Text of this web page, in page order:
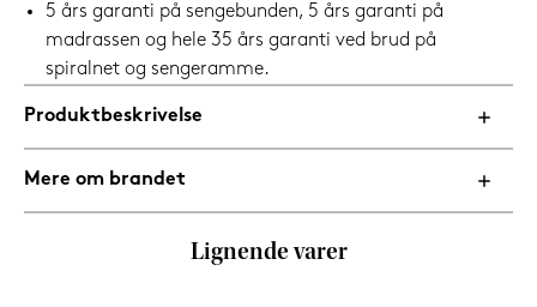
5 års garanti på sengebunden, 5 års garanti på
madrassen og hele 35 års garanti ved brud på
spiralnet og sengeramme.
Produktbeskrivelse
Mere om brandet
Lignende varer